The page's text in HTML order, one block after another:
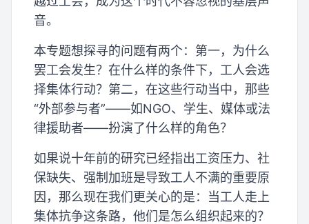
音。
本专题想探寻的问题有两个：第一，为什么
罢工会发生？在什么样的条件下，工人会选
择集体行动？第二，在这些行动当中，那些
“外部参与者”——如NGO、学生、媒体或法
律援助者——扮演了什么样的角色？
如果说十年前的研究已经指出工资压力、社
保缺失、强制加班是导致工人不满的重要原
因，那么现在我们更关心的是：当工人走上
集体抗争这条路，他们是怎么组织起来的？